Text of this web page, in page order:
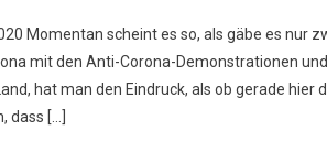
Momentan scheint es so, als gäbe es nur
mit den Anti-Corona-Demonstrationen
hat man den Eindruck, als ob gerade hier
dass […]